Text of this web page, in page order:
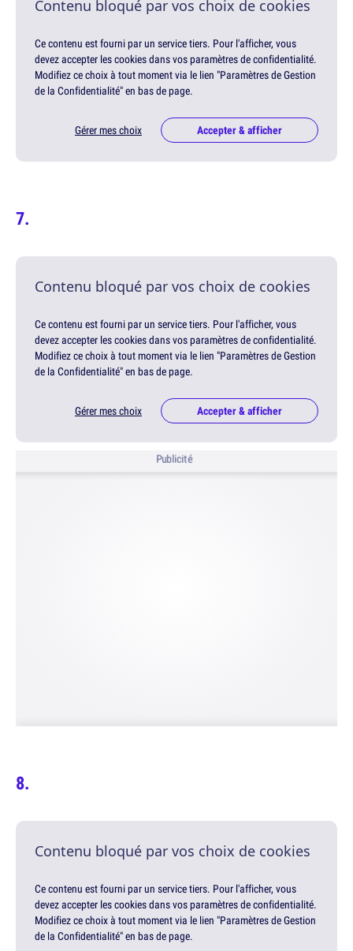
Contenu bloqué par vos choix de cookies
Ce contenu est fourni par un service tiers. Pour l'afficher, vous
devez accepter les cookies dans vos paramètres de confidentialité.
Modifiez ce choix à tout moment via le lien "Paramètres de Gestion
de la Confidentialité" en bas de page.
Gérer mes choix Accepter & afficher
Contenu bloqué par vos choix de cookies
Ce contenu est fourni par un service tiers. Pour l'afficher, vous
devez accepter les cookies dans vos paramètres de confidentialité.
Modifiez ce choix à tout moment via le lien "Paramètres de Gestion
de la Confidentialité" en bas de page.
Gérer mes choix Accepter & afficher
Publicité
Contenu bloqué par vos choix de cookies
Ce contenu est fourni par un service tiers. Pour l'afficher, vous
devez accepter les cookies dans vos paramètres de confidentialité.
Modifiez ce choix à tout moment via le lien "Paramètres de Gestion
de la Confidentialité" en bas de page.